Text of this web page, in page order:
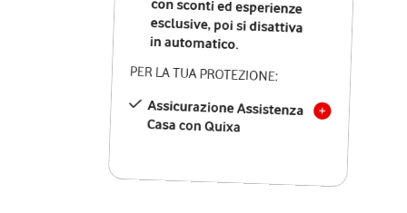
in automatico.
PER LA TUA PROTEZIONE:
Assicurazione Assistenza
Casa con Quixa